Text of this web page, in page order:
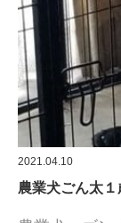
2021.04.10
農業犬ごん太１